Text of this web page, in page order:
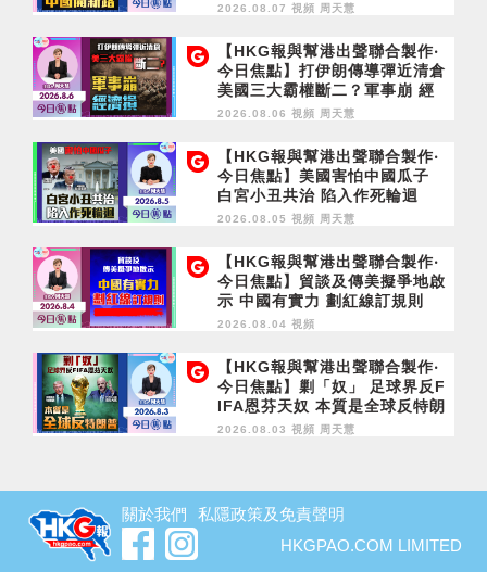
2026.08.07 視頻 周天慧
【HKG報與幫港出聲聯合製作‧
今日焦點】打伊朗傳導彈近清倉
美國三大霸權斷二？軍事崩 經
濟損
2026.08.06 視頻 周天慧
【HKG報與幫港出聲聯合製作‧
今日焦點】美國害怕中國瓜子
白宮小丑共治 陷入作死輪迴
2026.08.05 視頻 周天慧
【HKG報與幫港出聲聯合製作‧
今日焦點】貿談及傳美擬爭地啟
示 中國有實力 劃紅線訂規則
2026.08.04 視頻
【HKG報與幫港出聲聯合製作‧
今日焦點】剿「奴」 足球界反F
IFA恩芬天奴 本質是全球反特朗
普
2026.08.03 視頻 周天慧
關於我們
私隱政策及免責聲明
HKGPAO.COM LIMITED